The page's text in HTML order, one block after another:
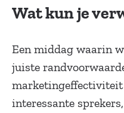
Wat kun je
Een middag waarin
juiste
marketingeffectiviteit
interessante